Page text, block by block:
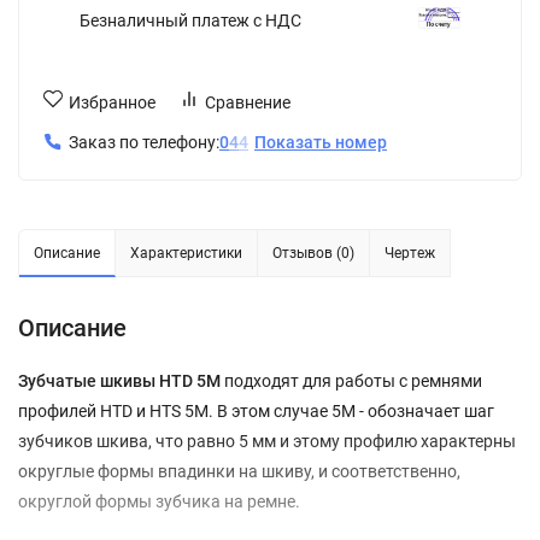
Безналичный платеж с НДС
Избранное Сравнение
Заказ по телефону:044 Показать номер
Описание Характеристики Отзывов (0) Чертеж
Описание
Зубчатые шкивы HTD 5M подходят для работы с ремнями
профилей HTD и HTS 5M. В этом случае 5М - обозначает шаг
зубчиков шкива, что равно 5 мм и этому профилю характерны
округлые формы впадинки на шкиву, и соответственно,
округлой формы зубчика на ремне.